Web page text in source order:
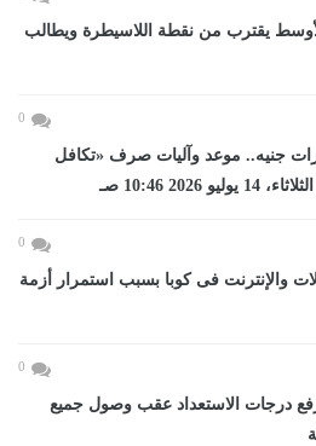
يقترب من نقطة اللاسيطرة ويطالب
0
تفوق 4 مليارات جنيه.. موعد وآليات صرف «تكافل
10:46 صـ
0
والإنترنت فى كوبا بسبب استمرار أزمة
0
درجات الاستعداد عقب وصول جميع